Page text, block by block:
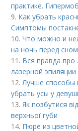
практике.
9. Как убрать
Симптомы
10.Что можно и
на ночь перед
11. Вся правда
лазерной эпиляции
12.Лучше способы
убрать усы у
13.Як позбутися
верхньої губи
14. Пюре из